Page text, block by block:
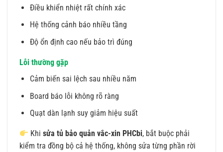
Điều khiển nhiệt rất chính xác
Hệ thống cảnh báo nhiều tầng
Độ ổn định cao nếu bảo trì đúng
Lỗi thường gặp
Cảm biến sai lệch sau nhiều năm
Board báo lỗi không rõ ràng
Quạt dàn lạnh suy giảm hiệu suất
Khisửa tủ bảo quản vắc-xin PHCbi, bắt buộc phải
kiểm tra đồng bộ cả hệ thống, không sửa từng phần rời